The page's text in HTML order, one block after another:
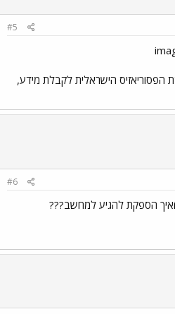
#5
הפסוריאזיס הישראלית לקבלת מידע,
#6
../images/Emo230.gifאיך הספקת להגיע למחשב???